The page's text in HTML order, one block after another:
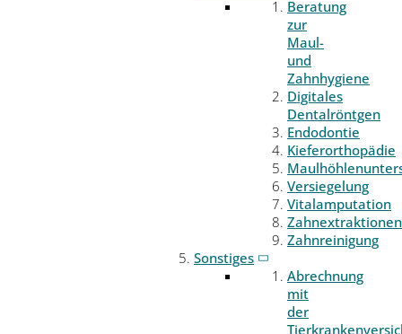
Beratung
zur
Maul-
und
Zahnhygiene
Digitales
Dentalröntgen
Endodontie
Kieferorthopädie
Versiegelung
Vitalamputation
Zahnextraktionen
Zahnreinigung
Sonstiges
Abrechnung
mit
der